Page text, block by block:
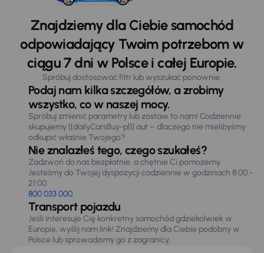
Znajdziemy dla Ciebie samochód
odpowiadający Twoim potrzebom w
ciągu 7 dni w Polsce i całej Europie.
Spróbuj dostosować filtr lub wyszukać ponownie.
Podaj nam kilka szczegółów, a zrobimy
wszystko, co w naszej mocy.
Spróbuj zmienić parametry lub zostaw to nam! Codziennie
skupujemy [[dailyCarsBuy-pl]] aut – dlaczego nie mielibyśmy
odkupić właśnie Twojego?
Nie znalazłeś tego, czego szukałeś?
Zadzwoń do nas bezpłatnie, a chętnie Ci pomożemy.
Jesteśmy do Twojej dyspozycji codziennie w godzinach 8:00 -
21:00
800 033 000
Transport pojazdu
Jeśli interesuje Cię konkretny samochód gdziekolwiek w
Europie, wyślij nam link! Znajdziemy dla Ciebie podobny w
Polsce lub sprowadzimy go z zagranicy.